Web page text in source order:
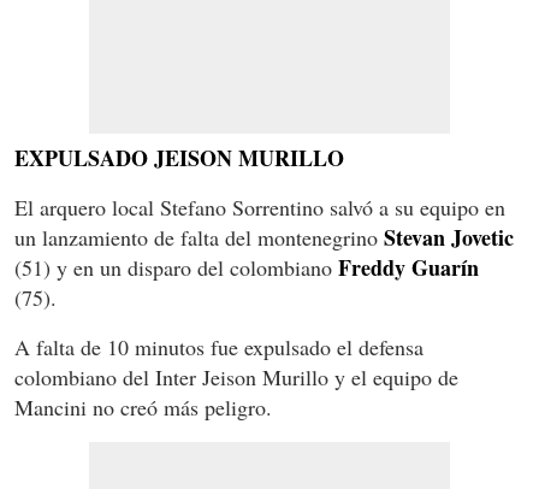
EXPULSADO JEISON MURILLO
El arquero local Stefano Sorrentino salvó a su equipo en
un lanzamiento de falta del montenegrino Stevan Jovetic
(51) y en un disparo del colombiano Freddy Guarín
(75).
A falta de 10 minutos fue expulsado el defensa
colombiano del Inter Jeison Murillo y el equipo de
Mancini no creó más peligro.